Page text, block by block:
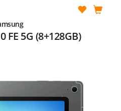
FE 5G (8+128GB)